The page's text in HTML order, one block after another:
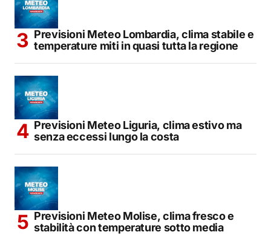
Previsioni Meteo Lombardia, clima stabile e
temperature miti in quasi tutta la regione
Previsioni Meteo Liguria, clima estivo ma
senza eccessi lungo la costa
Previsioni Meteo Molise, clima fresco e
stabilità con temperature sotto media